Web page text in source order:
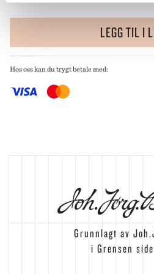
LEGG TIL I
Hos oss kan du trygt betale med:
Grunnlagt av
i Grensen